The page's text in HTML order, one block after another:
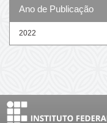
Ano de Publicação
2022